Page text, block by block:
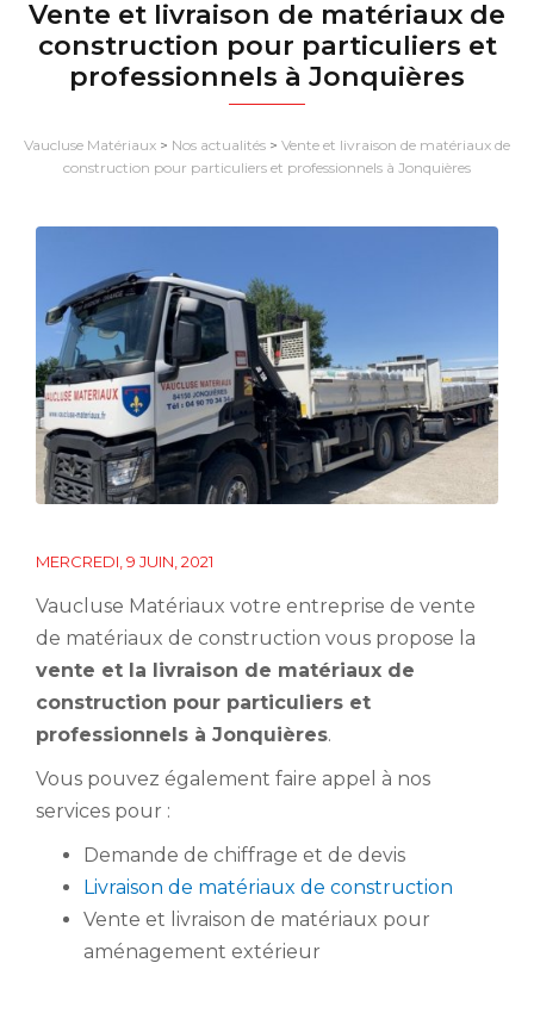
Vente et livraison de matériaux de
construction pour particuliers et
professionnels à Jonquières
Vaucluse Matériaux > Nos actualités > Vente et livraison de matériaux de
construction pour particuliers et professionnels à Jonquières
MERCREDI, 9 JUIN, 2021
Vaucluse Matériaux votre entreprise de vente
de matériaux de construction vous propose la
vente et la livraison de matériaux de
construction pour particuliers et
professionnels à Jonquières.
Vous pouvez également faire appel à nos
services pour :
Demande de chiffrage et de devis
Livraison de matériaux de construction
Vente et livraison de matériaux pour
aménagement extérieur